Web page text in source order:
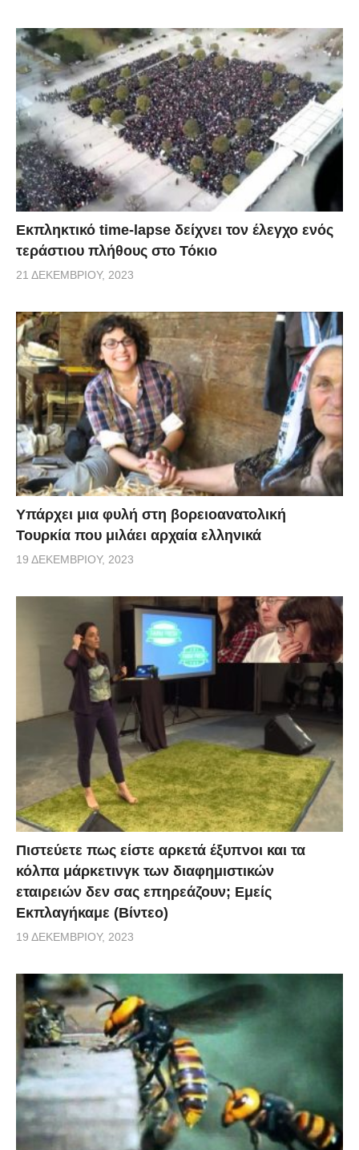
Εκπληκτικό time-lapse δείχνει τον έλεγχο ενός
τεράστιου πλήθους στο Τόκιο
21 ΔΕΚΕΜΒΡΊΟΥ, 2023
Υπάρχει μια φυλή στη βορειοανατολική
Τουρκία που μιλάει αρχαία ελληνικά
19 ΔΕΚΕΜΒΡΊΟΥ, 2023
Πιστεύετε πως είστε αρκετά έξυπνοι και τα
κόλπα μάρκετινγκ των διαφημιστικών
εταιρειών δεν σας επηρεάζουν; Εμείς
Εκπλαγήκαμε (Βίντεο)
19 ΔΕΚΕΜΒΡΊΟΥ, 2023